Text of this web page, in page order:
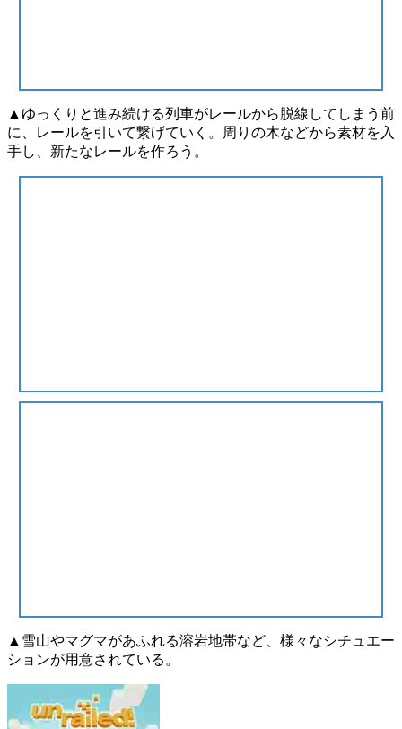
▲ゆっくりと進み続ける列車がレールから脱線してしまう前
に、レールを引いて繋げていく。周りの木などから素材を入
手し、新たなレールを作ろう。
▲雪山やマグマがあふれる溶岩地帯など、様々なシチュエー
ションが用意されている。